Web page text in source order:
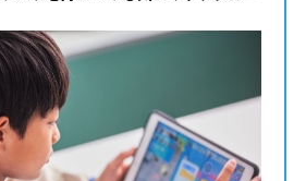
ュータサイエンスまで学べる最高の
とりのペースや理解度に合わせた個
ログラミングを学ぶことが出来ま
験授業にご参加下さい。
どに関してもご説明致します。